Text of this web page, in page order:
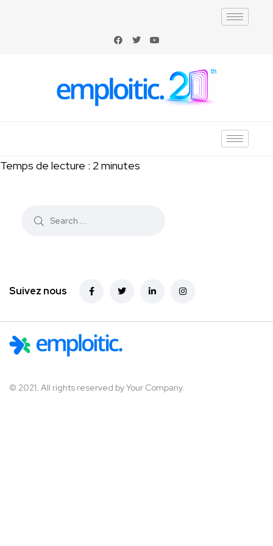
Temps de lecture : 2 minutes
Suivez nous
© 2021. All rights reserved byYour Company.